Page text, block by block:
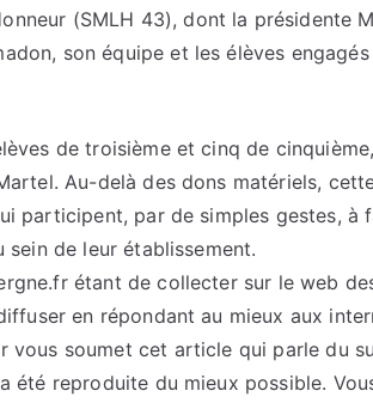
(SMLH 43), dont la présidente
son équipe et les élèves
de troisième et cinq de
Au-delà des dons matériels,
participent, par de simples gestes, à
de leur établissement.
étant de collecter sur le web
en répondant au mieux aux
vous soumet cet article qui parle du
été reproduite du mieux possible.